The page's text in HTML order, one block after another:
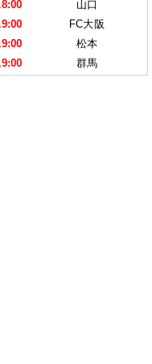
山口
FC大阪
松本
群馬